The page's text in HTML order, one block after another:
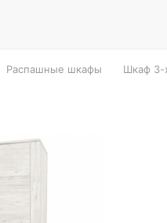
Распашные шкафы Шкаф 3-